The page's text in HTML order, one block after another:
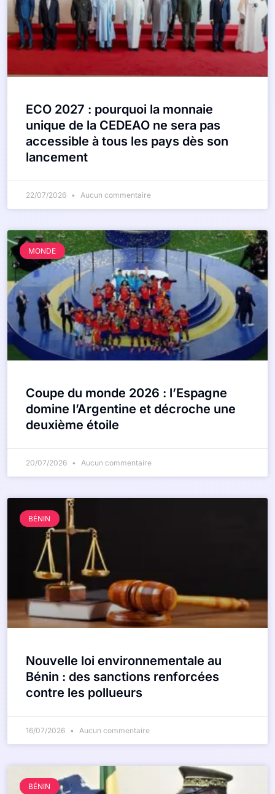
ECO 2027 : pourquoi la monnaie
unique de la CEDEAO ne sera pas
accessible à tous les pays dès son
lancement
22/07/2026 Aucun commentaire
MONDE
Coupe du monde 2026 : l’Espagne
domine l’Argentine et décroche une
deuxième étoile
20/07/2026 Aucun commentaire
BÉNIN
Nouvelle loi environnementale au
Bénin : des sanctions renforcées
contre les pollueurs
16/07/2026 Aucun commentaire
BÉNIN